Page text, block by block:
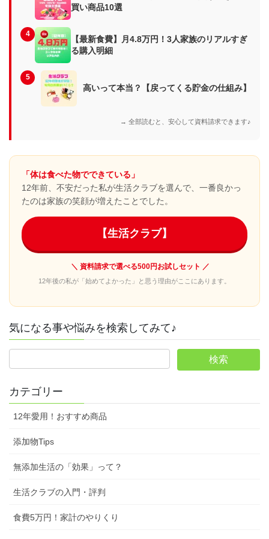
買い商品10選
4
【最新食費】月4.8万円！3人家族のリアルすぎ
る購入明細
5
高いって本当？【戻ってくる貯金の仕組み】
→ 全部読むと、安心して資料請求できます♪
「体は食べた物でできている」
12年前、不安だった私が生活クラブを選んで、一番良かっ
たのは家族の笑顔が増えたことでした。
【生活クラブ】
＼ 資料請求で選べる500円お試しセット ／
12年後の私が「始めてよかった」と思う理由がここにあります。
気になる事や悩みを検索してみて♪
カテゴリー
12年愛用！おすすめ商品
添加物Tips
無添加生活の「効果」って？
生活クラブの入門・評判
食費5万円！家計のやりくり